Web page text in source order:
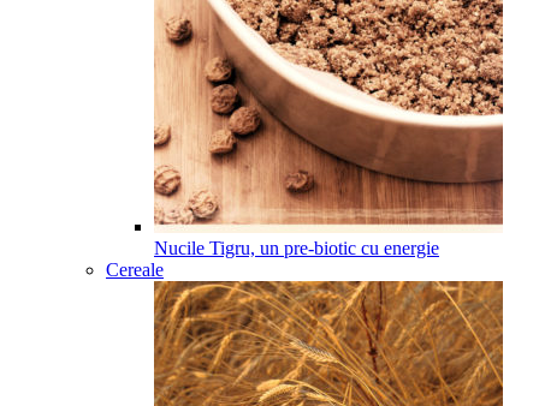
Nucile Tigru, un pre-biotic cu energie
Cereale